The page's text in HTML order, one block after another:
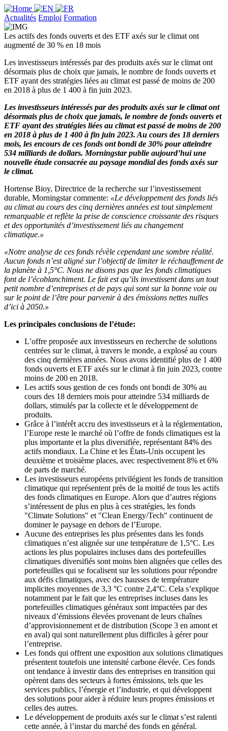
Actualités Emploi Formation
Les actifs des fonds ouverts et des ETF axés sur le climat ont
augmenté de 30 % en 18 mois
Les investisseurs intéressés par des produits axés sur le climat ont
désormais plus de choix que jamais, le nombre de fonds ouverts et
ETF ayant des stratégies liées au climat est passé de moins de 200
en 2018 à plus de 1 400 à fin juin 2023.
Les investisseurs intéressés par des produits axés sur le climat ont
désormais plus de choix que jamais, le nombre de fonds ouverts et
ETF ayant des stratégies liées au climat est passé de moins de 200
en 2018 à plus de 1 400 à fin juin 2023. Au cours des 18 derniers
mois, les encours de ces fonds ont bondi de 30% pour atteindre
534 milliards de dollars. Morningstar publie aujourd’hui une
nouvelle étude consacrée au paysage mondial des fonds axés sur
le climat.
Hortense Bioy, Directrice de la recherche sur l’investissement
durable, Morningstar commente: «Le développement des fonds liés
au climat au cours des cinq dernières années est tout simplement
remarquable et reflète la prise de conscience croissante des risques
et des opportunités d’investissement liés au changement
climatique.»
«Notre analyse de ces fonds révèle cependant une sombre réalité.
Aucun fonds n’est aligné sur l’objectif de limiter le réchauffement de
la planète à 1,5°C. Nous ne disons pas que les fonds climatiques
font de l’écoblanchiment. Le fait est qu’ils investissent dans un tout
petit nombre d’entreprises et de pays qui sont sur la bonne voie ou
sur le point de l’être pour parvenir à des émissions nettes nulles
d’ici à 2050.»
Les principales conclusions de l’étude:
L’offre proposée aux investisseurs en recherche de solutions
centrées sur le climat, à travers le monde, a explosé au cours
des cinq dernières années. Nous avons identifié plus de 1 400
fonds ouverts et ETF axés sur le climat à fin juin 2023, contre
moins de 200 en 2018.
Les actifs sous gestion de ces fonds ont bondi de 30% au
cours des 18 derniers mois pour atteindre 534 milliards de
dollars, stimulés par la collecte et le développement de
produits.
Grâce à l’intérêt accru des investisseurs et à la réglementation,
l’Europe reste le marché où l’offre de fonds climatiques est la
plus importante et la plus diversifiée, représentant 84% des
actifs mondiaux. La Chine et les États-Unis occupent les
deuxième et troisième places, avec respectivement 8% et 6%
de parts de marché.
Les investisseurs européens privilégient les fonds de transition
climatique qui représentent près de la moitié de tous les actifs
des fonds climatiques en Europe. Alors que d’autres régions
s’intéressent de plus en plus à ces stratégies, les fonds
"Climate Solutions" et "Clean Energy/Tech" continuent de
dominer le paysage en dehors de l’Europe.
Aucune des entreprises les plus présentes dans les fonds
climatiques n’est alignée sur une température de 1,5°C. Les
actions les plus populaires incluses dans des portefeuilles
climatiques diversifiés sont moins bien alignées que celles des
portefeuilles qui se focalisent sur les solutions pour répondre
aux défis climatiques, avec des hausses de température
implicites moyennes de 3,3 °C contre 2,4°C. Cela s’explique
notamment par le fait que les entreprises incluses dans les
portefeuilles climatiques généraux sont impactées par des
niveaux d’émissions élevées provenant de leurs chaînes
d’approvisionnement et de distribution (Scope 3 en amont et
en aval) qui sont naturellement plus difficiles à gérer pour
l’entreprise.
Les fonds qui offrent une exposition aux solutions climatiques
présentent toutefois une intensité carbone élevée. Ces fonds
ont tendance à investir dans des entreprises en transition qui
opèrent dans des secteurs à fortes émissions, tels que les
services publics, l’énergie et l’industrie, et qui développent
des solutions pour aider à réduire leurs propres émissions et
celles des autres.
Le développement de produits axés sur le climat s’est ralenti
cette année, à l’instar du marché des fonds en général.